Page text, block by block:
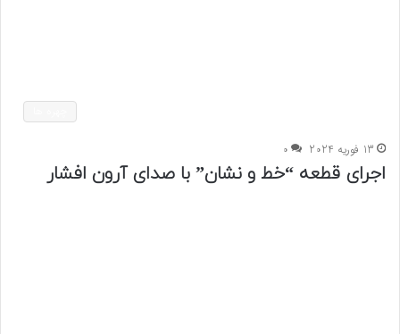
13 فوریه 2024 0
اجرای قطعه “خط و نشان” با صدای آرون افشار